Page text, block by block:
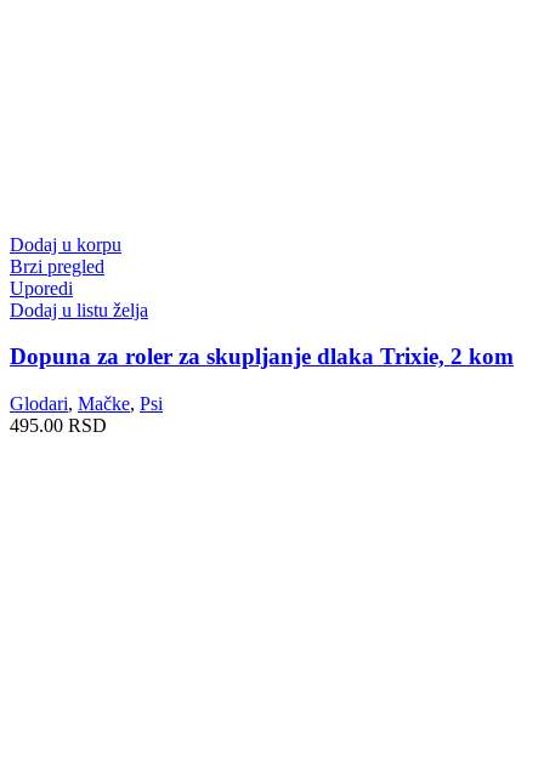
Dodaj u korpu
Brzi pregled
Uporedi
Dodaj u listu želja
Dopuna za roler za skupljanje dlaka Trixie, 2 kom
Glodari, Mačke, Psi
495.00 RSD